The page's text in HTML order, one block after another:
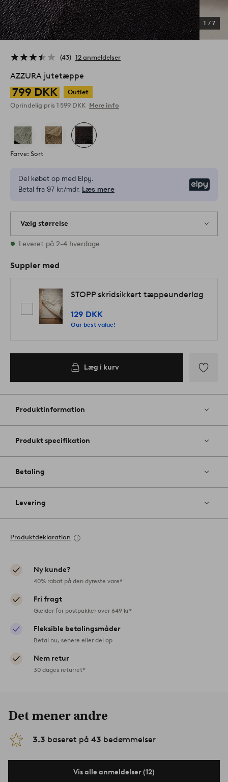
1 / 7
43 12 anmeldelser
AZZURA jutetæppe
799 DKK
Outlet
Oprindelig pris 1 599 DKK Mere info
Farve: Sort
Del købet op med Elpy.
Betal fra 97 kr./mdr. Læs mere
Vælg størrelse
3 størrelser er på lager
Leveret på 2-4 hverdage
Suppler med
STOPP skridsikkert tæppeunderlag
129 DKK
Our best value!
Læg i kurv
til
Produktinformation
Produkt specifikation
Betaling
Levering
Produktdeklaration
Ny kunde?
40% rabat på den dyreste vare*
Fri fragt
Gælder for postpakker over 649 kr*
Fleksible betalingsmåder
Betal nu, senere eller del op
Nem retur
30 dages returret*
Det mener andre
3.3 baseret på 43 bedømmelser
Vis alle anmeldelser (12)